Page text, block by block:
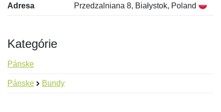
Adresa Przedzalniana 8, Białystok, Poland
Kategórie
Pánske
Pánske Bundy